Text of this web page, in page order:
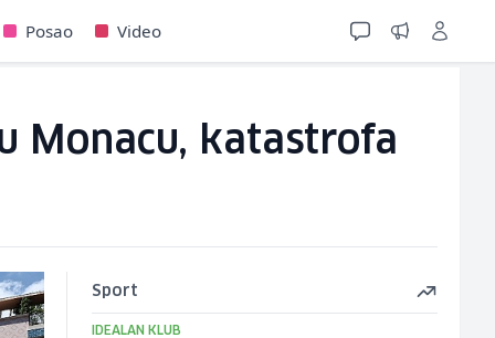
Posao Video
Monacu, katastrofa
Sport
IDEALAN KLUB